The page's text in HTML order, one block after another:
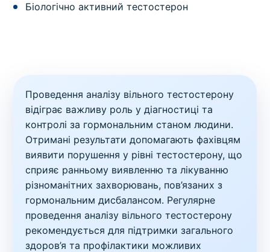
Біологічно активний тестостерон
Проведення аналізу вільного тестостерону
відіграє важливу роль у діагностиці та
контролі за гормональним станом людини.
Отримані результати допомагають фахівцям
виявити порушення у рівні тестостерону, що
сприяє ранньому виявленню та лікуванню
різноманітних захворювань, пов’язаних з
гормональним дисбалансом. Регулярне
проведення аналізу вільного тестостерону
рекомендується для підтримки загального
здоров’я та профілактики можливих